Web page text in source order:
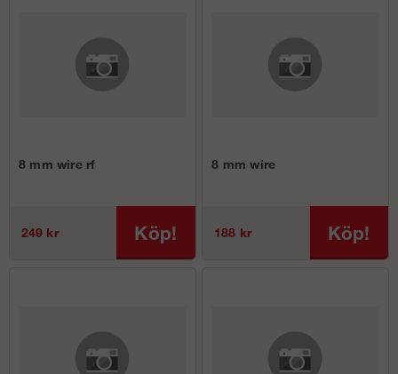
8 mm wire rf
249 kr Köp!
8 mm wire
188 kr Köp!